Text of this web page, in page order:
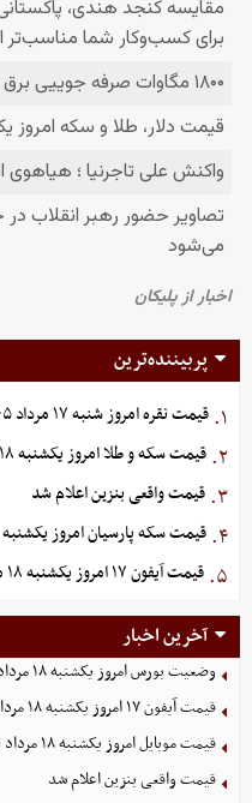
پربیننده‌ترین
۱. قیمت نقره امروز شنبه ۱۷ مرداد ۱۴۰۵
۲. قیمت سکه و طلا امروز یکشنبه ۱۸ مرداد ۱۴۰۵
۳. قیمت واقعی بنزین اعلام شد
۴. قیمت سکه پارسیان امروز یکشنبه ۱۸ مرداد ۱۴۰۵
۵. قیمت آیفون ۱۷ امروز یکشنبه ۱۸ مرداد ۱۴۰۵
آخرین اخبار
وضعیت بورس امروز یکشنبه ۱۸ مرداد ۱۴۰۵
قیمت آیفون ۱۷ امروز یکشنبه ۱۸ مرداد ۱۴۰۵
قیمت موبایل‌ امروز یکشنبه ۱۸ مرداد ۱۴۰۵
قیمت واقعی بنزین اعلام شد